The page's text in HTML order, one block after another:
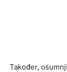
Također,